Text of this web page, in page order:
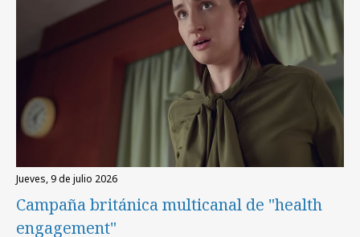
jueves, 9 de julio 2026
Campaña británica multicanal de "health
engagement"